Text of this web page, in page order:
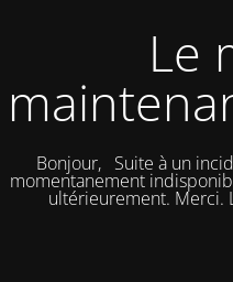
Le
Bonjour, Suite à un
momentanement
ultérieurement. Merci.